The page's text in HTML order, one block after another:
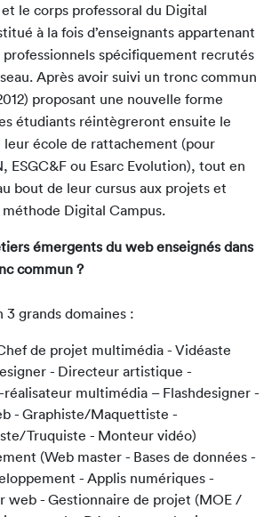
le corps professoral du Digital
à la fois d’enseignants appartenant
professionnels spécifiquement recrutés
Après avoir suivi un tronc commun
proposant une nouvelle forme
étudiants réintègreront ensuite le
leur école de rattachement (pour
ESGC&F ou Esarc Evolution), tout en
bout de leur cursus aux projets et
Digital Campus.
émergents du web enseignés dans
commun ?
3 grands domaines :
de projet multimédia - Vidéaste
- Directeur artistique -
multimédia – Flashdesigner -
- Graphiste/Maquettiste -
Truquiste - Monteur vidéo)
(Web master - Bases de données -
- Applis numériques -
web - Gestionnaire de projet (MOE /